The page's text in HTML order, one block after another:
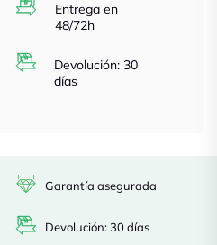
Entrega en
48/72h
Devolución: 30
días
Garantía asegurada
Devolución: 30 días